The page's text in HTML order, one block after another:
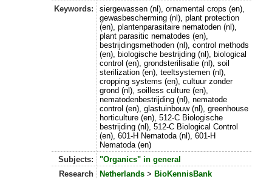
Keywords:
siergewassen (nl), ornamental crops (en),
gewasbescherming (nl), plant protection
(en), plantenparasitaire nematoden (nl),
plant parasitic nematodes (en),
bestrijdingsmethoden (nl), control methods
(en), biologische bestrijding (nl), biological
control (en), grondsterilisatie (nl), soil
sterilization (en), teeltsystemen (nl),
cropping systems (en), cultuur zonder
grond (nl), soilless culture (en),
nematodenbestrijding (nl), nematode
control (en), glastuinbouw (nl), greenhouse
horticulture (en), 512-C Biologische
bestrijding (nl), 512-C Biological Control
(en), 601-H Nematoda (nl), 601-H
Nematoda (en)
Subjects:
"Organics" in general
Research
Netherlands> BioKennisBank